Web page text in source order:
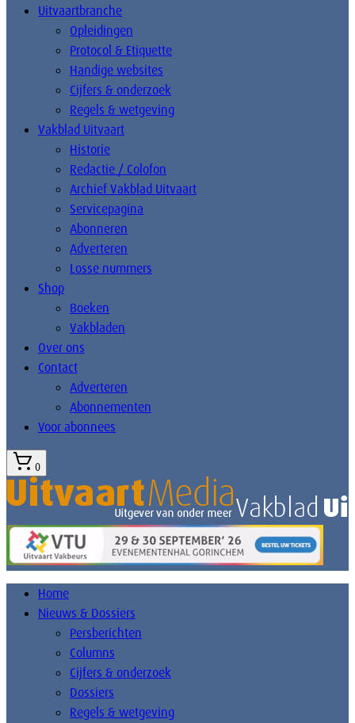
Uitvaartbranche
Opleidingen
Protocol & Etiquette
Handige websites
Cijfers & onderzoek
Regels & wetgeving
Vakblad Uitvaart
Historie
Redactie / Colofon
Archief Vakblad Uitvaart
Servicepagina
Abonneren
Adverteren
Losse nummers
Shop
Boeken
Vakbladen
Over ons
Contact
Adverteren
Abonnementen
Voor abonnees
0
Home
Nieuws & Dossiers
Persberichten
Columns
Cijfers & onderzoek
Dossiers
Regels & wetgeving